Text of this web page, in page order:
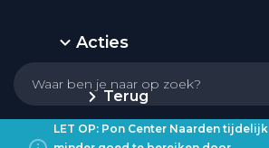
Acties
Terug
LET OP: Pon Center Naarden tijdelijk